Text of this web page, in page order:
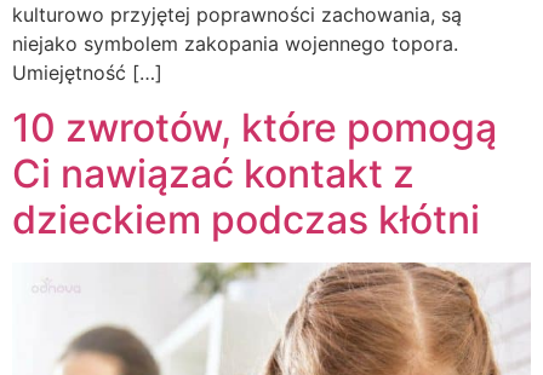
kulturowo przyjętej poprawności zachowania, są
niejako symbolem zakopania wojennego topora.
Umiejętność […]
10 zwrotów, które pomogą
Ci nawiązać kontakt z
dzieckiem podczas kłótni